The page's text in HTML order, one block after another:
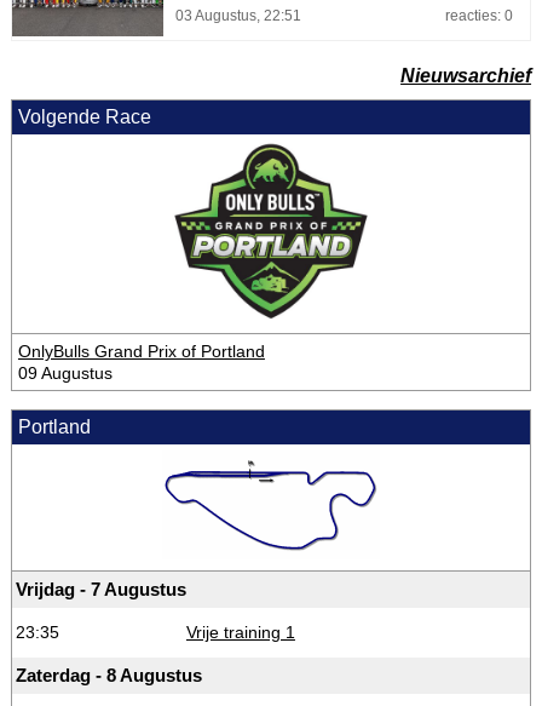
03 Augustus, 22:51 reacties: 0
Nieuwsarchief
Volgende Race
OnlyBulls Grand Prix of Portland
09 Augustus
Portland
Vrijdag - 7 Augustus
23:35 Vrije training 1
Zaterdag - 8 Augustus